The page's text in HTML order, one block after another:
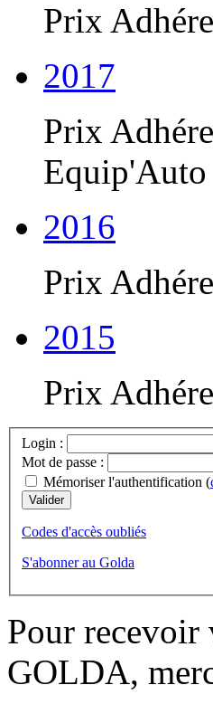
Prix
2017
Prix
Equip'Auto
2016
Prix
2015
Prix
Login :
Mot de passe :
Mémoriser l'authentification (
Codes d'accès oubliés
S'abonner au Golda
Pour recevoir
GOLDA,